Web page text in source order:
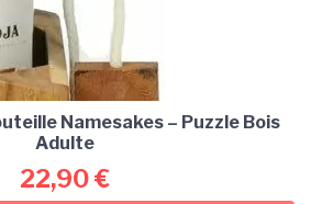
Namesakes – Puzzle Bois
Adulte
22,90€